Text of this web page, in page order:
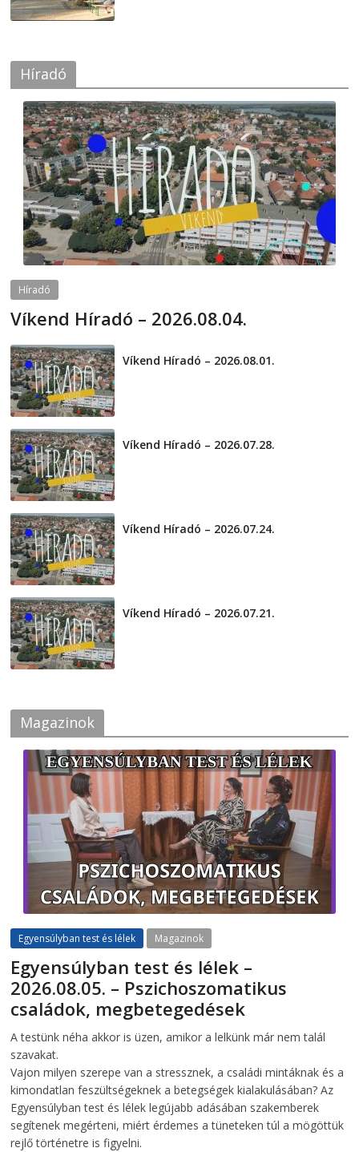
Híradó
Híradó
Víkend Híradó – 2026.08.04.
Víkend Híradó – 2026.08.01.
Víkend Híradó – 2026.07.28.
Víkend Híradó – 2026.07.24.
Víkend Híradó – 2026.07.21.
Magazinok
Egyensúlyban test és lélek Magazinok
Egyensúlyban test és lélek –
2026.08.05. – Pszichoszomatikus
családok, megbetegedések
A testünk néha akkor is üzen, amikor a lelkünk már nem talál
szavakat.
Vajon milyen szerepe van a stressznek, a családi mintáknak és a
kimondatlan feszültségeknek a betegségek kialakulásában? Az
Egyensúlyban test és lélek legújabb adásában szakemberek
segítenek megérteni, miért érdemes a tüneteken túl a mögöttük
rejlő történetre is figyelni.